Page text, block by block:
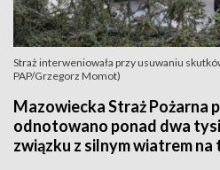
Straż interweniowała przy usuwaniu
PAP/Grzegorz Momot)
Mazowiecka Straż Pożarna
odnotowano ponad dwa
związku z silnym wiatrem na